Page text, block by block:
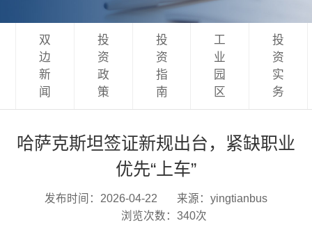
双
边
新
闻
投
资
政
策
投
资
指
南
工
业
园
区
投
资
实
务
哈萨克斯坦签证新规出台，紧缺职业
优先“上车”
发布时间：2026-04-22
来源：yingtianbus
浏览次数：340次